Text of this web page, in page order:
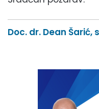
Doc. dr. Dean